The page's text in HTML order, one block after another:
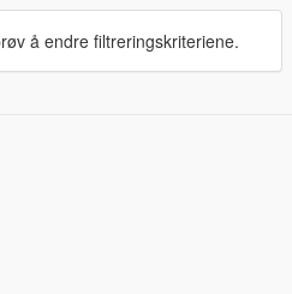
å endre filtreringskriteriene.